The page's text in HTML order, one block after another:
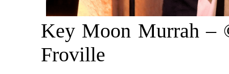
Key Moon Murrah –
Froville